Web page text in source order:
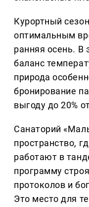
Курортный
оптимальным
ранняя осень. В
баланс
природа
бронирование
выгоду до 20%
Санаторий
пространство,
работают в
программу
протоколов и
Это место для